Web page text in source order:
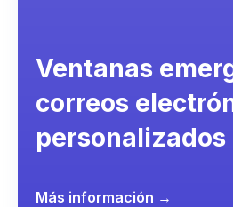
Ventanas
correos
personalizados
Más información →